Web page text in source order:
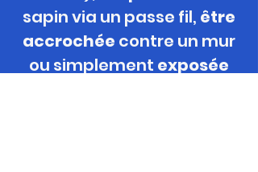
sapin via un passe fil, être
accrochée contre un mur
ou simplement exposée